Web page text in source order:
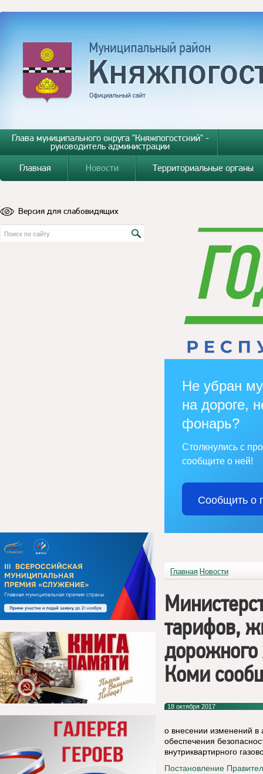
Глава муниципального округа "Княжпогостский" -
руководитель администрации
Главная
Новости Территориальные органы
Версия для слабовидящих
Не убран
на дороге,
фонарь?
Столкнулись с
сообщите о ней!
Сообщить о
Главная Новости
тарифов,
дорожного
Коми
18 октября 2017
о внесении изменений в
обеспечения
внутриквартирного
Постановление